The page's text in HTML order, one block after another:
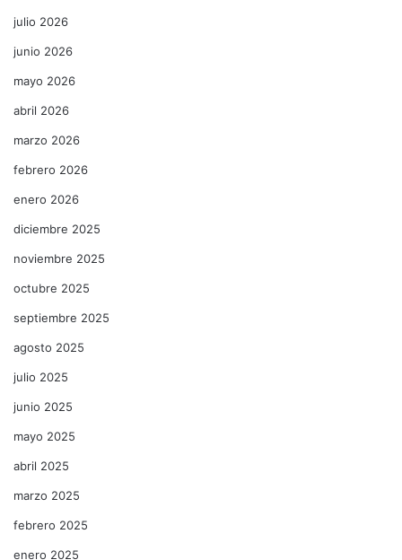
julio 2026
junio 2026
mayo 2026
abril 2026
marzo 2026
febrero 2026
enero 2026
diciembre 2025
noviembre 2025
octubre 2025
septiembre 2025
agosto 2025
julio 2025
junio 2025
mayo 2025
abril 2025
marzo 2025
febrero 2025
enero 2025